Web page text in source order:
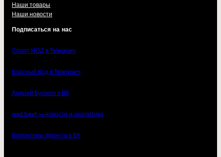
Наши товары
Наши новости
Подписаться на нас
Спорт НОД в Telegram
Красный Код в Telegram
Андрей Бугаков в ВК
nod.best — новости и аналитика
Волонтеры фронта в ВК